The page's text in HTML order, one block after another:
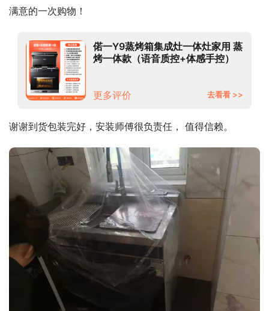
满意的一次购物！
偌一Y9蒸烤箱集成灶一体灶家用 蒸
烤一体款（语音质控+体感手控）
更多评价 去看看 >>
谢谢到货包装完好，安装师傅很负责任， 值得信赖。